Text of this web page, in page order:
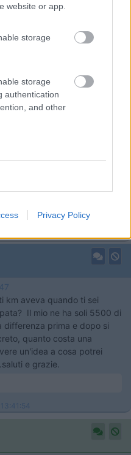
website or app.
storage
storage
authentication
and other
Privacy Policy
13/07/2021 alle13:47:36
con balestra in composito,
con una in acciaio? perché
di una nota marca mi hanno
problema, balestra in
di viaggio
mentre facevo montare i
differenza con e senza
km aveva quando ti sei
Il mio ne ha soli 5500 di
differenza prima e dopo si
quanto costa una
un'idea a cosa potrei
e grazie.